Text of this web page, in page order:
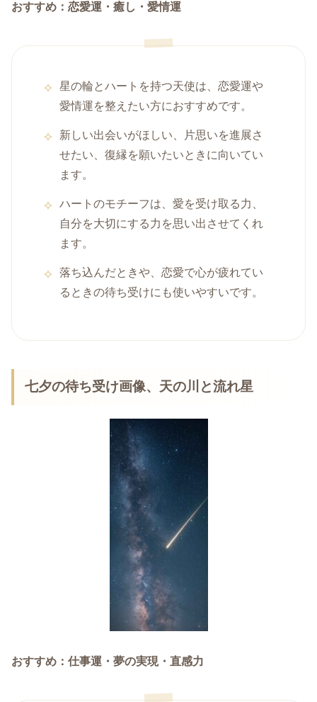
おすすめ：恋愛運・癒し・愛情運
星の輪とハートを持つ天使は、恋愛運や
愛情運を整えたい方におすすめです。
新しい出会いがほしい、片思いを進展さ
せたい、復縁を願いたいときに向いてい
ます。
ハートのモチーフは、愛を受け取る力、
自分を大切にする力を思い出させてくれ
ます。
落ち込んだときや、恋愛で心が疲れてい
るときの待ち受けにも使いやすいです。
七夕の待ち受け画像、天の川と流れ星
おすすめ：仕事運・夢の実現・直感力